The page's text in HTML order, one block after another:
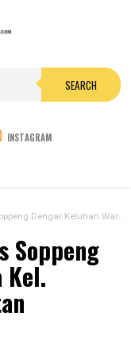
SEARCH
INSTAGRAM
Warga Kel. Tettikenrarae Kecamatan Marioriwawo
Soppeng
Kel.